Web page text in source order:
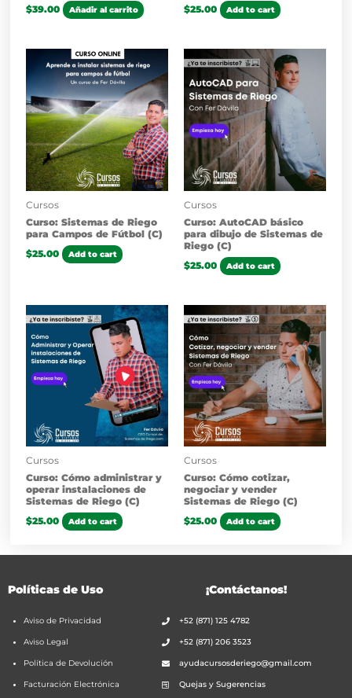
$39.00 Añadir al carrito
$25.00 Add to cart
Cursos
Curso: Sistemas de Riego
para Campos de Fútbol (C)
$25.00 Add to cart
Cursos
Curso: AutoCAD básico
para dibujo de Sistemas de
Riego (C)
$25.00 Add to cart
Cursos
Curso: Cómo administrar y
operar instalaciones de
Sistemas de Riego (C)
$25.00 Add to cart
Cursos
Curso: Cómo cotizar,
negociar y vender
Sistemas de Riego (C)
$25.00 Add to cart
Políticas de Uso
Aviso de Privacidad
Aviso Legal
Política de Devolución
Facturación Electrónica
¡Contáctanos!
+52 (871) 125 4782
+52 (871) 206 3523
ayudacursosderiego@gmail.com
Quejas y Sugerencias